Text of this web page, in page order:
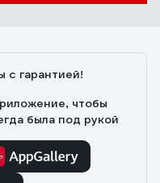
с гарантией!
чтобы
была под рукой